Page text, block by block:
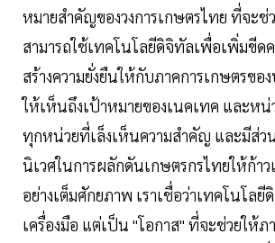
หมายสำคัญของวงการเกษตรไทย ที่จะช่
สามารถใช้เทคโนโลยีดิจิทัลเพื่อเพิ่มขีด
สร้างความยั่งยืนให้กับภาคการเกษตรขอ
ให้เห็นถึงเป้าหมายของเนคเทค และห
ทุกหน่วยที่เล็งเห็นความสำคัญ และมีส่ว
นิเวศในการผลักดันเกษตรกรไทยให้ก้า
อย่างเต็มศักยภาพ เราเชื่อว่าเทคโนโลยี
เครื่องมือ แต่เป็น "โอกาส" ที่จะช่วยให้ภ